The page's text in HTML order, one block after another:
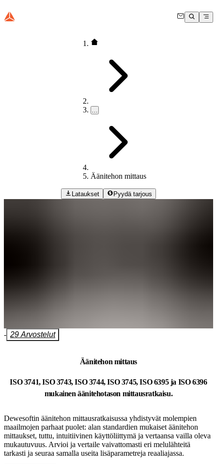
…
Äänitehon mittaus
Lataukset Pyydä tarjous
- 29 Arvostelut
Äänitehon mittaus
ISO 3741, ISO 3743, ISO 3744, ISO 3745, ISO 6395 ja ISO 6396
mukainen äänitehotason mittausratkaisu.
Dewesoftin äänitehon mittausratkaisussa yhdistyvät molempien
maailmojen parhaat puolet: alan standardien mukaiset äänitehon
mittaukset, tuttu, intuitiivinen käyttöliittymä ja vertaansa vailla oleva
mukautuvuus. Arvioi ja vertaile vaivattomasti eri melulähteitä
tarkasti ja seuraa samalla useita lisäparametreja reaaliajassa.